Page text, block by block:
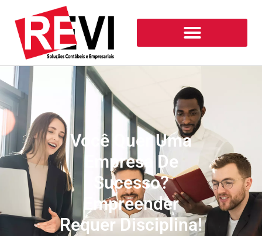
Você Quer Uma
Empresa De
Sucesso?
Empreender
Requer Disciplina!